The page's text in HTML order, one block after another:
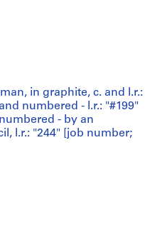
in graphite, c. and l.r.:
numbered - l.r.: "#199"
- by an
l.r.: "244" [job number;